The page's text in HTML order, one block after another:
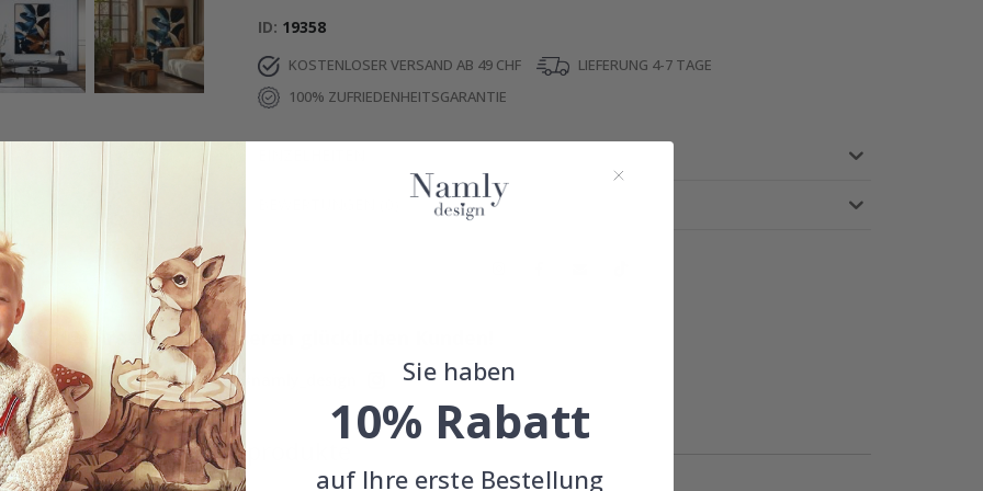
ID 19358
KOSTENLOSER VERSAND AB 49 CHF
LIEFERUNG 4-7 TAGE
100% ZUFRIEDENHEITSGARANTIE
Inspiration von unseren glücklichen Kunden!
Teile dein Bild mit #namly_design
Ähnliche produkte
Sie haben
10% Rabatt
auf Ihre erste Bestellung